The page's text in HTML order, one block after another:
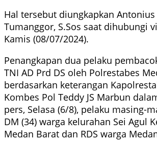
Hal tersebut diungkapkan
Tumanggor, S.Sos saat dihubungi
Kamis (08/07/2024).
Penangkapan dua pelaku
TNI AD Prd DS oleh Polrestabes
berdasarkan keterangan
Kombes Pol Teddy JS Marbun
pers, Selasa (6/8), pelaku masing-
DM (34) warga kelurahan Sei Agul
Medan Barat dan RDS warga